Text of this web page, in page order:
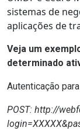
sistemas de
aplicações de
Veja um
determinado
Autenticação
POST: http://